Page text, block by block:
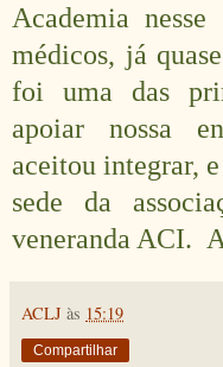
Academia
médicos, já
foi uma das
apoiar nossa
aceitou integrar,
sede da
veneranda ACI.
ACLJ às 15:19
Compartilhar